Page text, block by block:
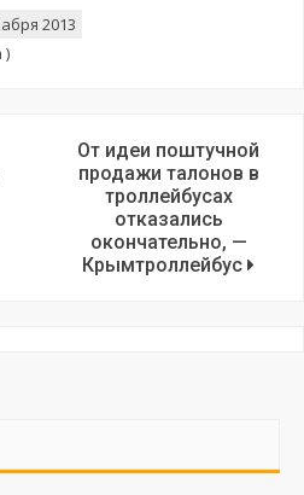
2013
)
От идеи поштучной
продажи талонов в
троллейбусах
отказались
окончательно, —
Крымтроллейбус